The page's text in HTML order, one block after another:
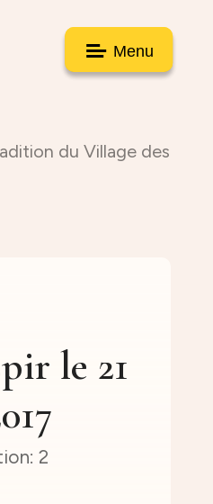
Menu
du Village des
le 21
2